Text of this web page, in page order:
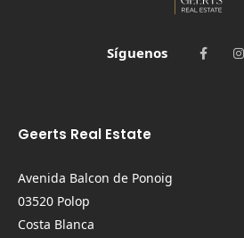
Síguenos
Geerts Real Estate
Avenida Balcon de Ponoig
03520 Polop
Costa Blanca